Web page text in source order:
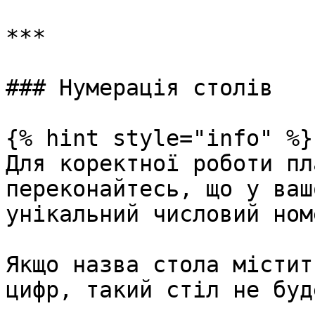
***
### Нумерація столів
{% hint style="info" %}
Для коректної роботи
переконайтесь, що у
унікальний числовий
Якщо назва стола
цифр, такий стіл не